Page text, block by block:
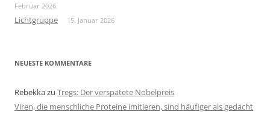
Februar 2026
Lichtgruppe 15. Januar 2026
NEUESTE KOMMENTARE
Rebekkazu Tregs: Der verspätete Nobelpreis
Viren, die menschliche Proteine imitieren, sind häufiger als gedacht